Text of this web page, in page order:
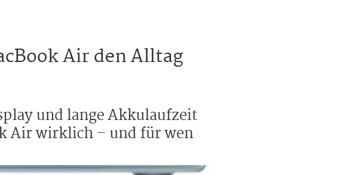
Air den Alltag
und lange Akkulaufzeit
Air wirklich – und für wen